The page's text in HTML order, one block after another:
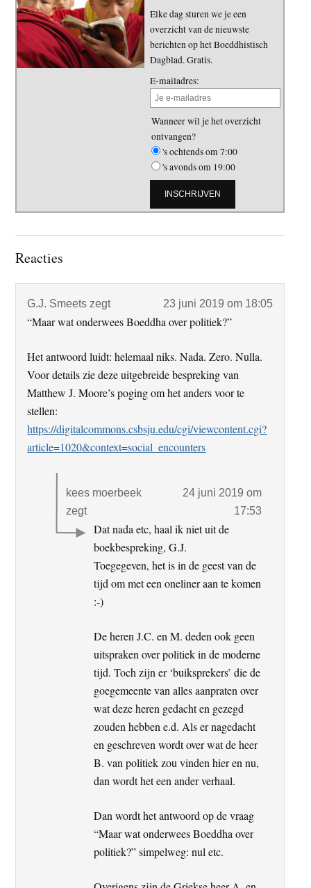
Elke dag sturen we je een
overzicht van de nieuwste
berichten op het Boeddhistisch
Dagblad. Gratis.
E-mailadres:
Wanneer wil je het overzicht
ontvangen?
's ochtends om 7:00
's avonds om 19:00
Lees
Reacties
G.J. Smeets zegt 23 juni 2019 om 18:05
“Maar wat onderwees Boeddha over politiek?”
Het antwoord luidt: helemaal niks. Nada. Zero. Nulla.
Voor details zie deze uitgebreide bespreking van
Matthew J. Moore’s poging om het anders voor te
stellen:
https://digitalcommons.csbsju.edu/cgi/viewcontent.cgi?
article=1020&context=social_encounters
kees moerbeek
zegt
24 juni 2019 om
17:53
Dat nada etc, haal ik niet uit de
boekbespreking, G.J.
Toegegeven, het is in de geest van de
tijd om met een oneliner aan te komen
:-)
De heren J.C. en M. deden ook geen
uitspraken over politiek in de moderne
tijd. Toch zijn er ‘buiksprekers’ die de
goegemeente van alles aanpraten over
wat deze heren gedacht en gezegd
zouden hebben e.d. Als er nagedacht
en geschreven wordt over wat de heer
B. van politiek zou vinden hier en nu,
dan wordt het een ander verhaal.
Dan wordt het antwoord op de vraag
“Maar wat onderwees Boeddha over
politiek?” simpelweg: nul etc.